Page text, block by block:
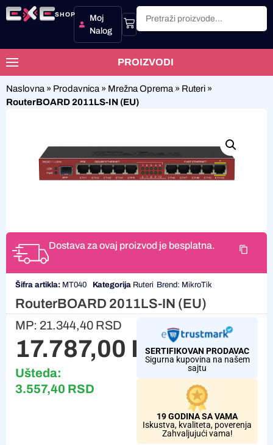
SHOP
Moj
Nalog
PROIZVODI
Naslovna » Prodavnica » Mrežna Oprema » Ruteri »
RouterBOARD 2011LS-IN (EU)
Dostava za ovaj proizvod je besplatna.
Šifra artikla: MT040 Kategorija Ruteri Brend: MikroTik
RouterBOARD 2011LS-IN (EU)
MP: 21.344,40 RSD
17.787,00 RSD
Ušteda:
3.557,40 RSD
SERTIFIKOVAN PRODAVAC
Sigurna kupovina na našem
sajtu
19 GODINA SA VAMA
Iskustva, kvaliteta, poverenja
Zahvaljujući vama!